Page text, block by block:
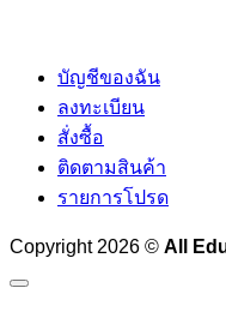
บัญชีของฉัน
ลงทะเบียน
สั่งซื้อ
ติดตามสินค้า
รายการโปรด
Copyright 2026 © All